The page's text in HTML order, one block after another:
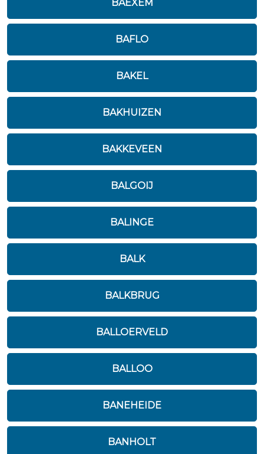
BAEXEM
BAFLO
BAKEL
BAKHUIZEN
BAKKEVEEN
BALGOIJ
BALINGE
BALK
BALKBRUG
BALLOERVELD
BALLOO
BANEHEIDE
BANHOLT